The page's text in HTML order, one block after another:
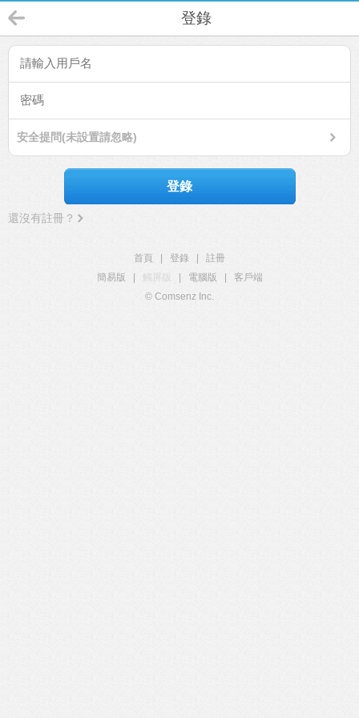
登錄
安全提問(未設置請忽略)
登錄
還沒有註冊？
首頁 登錄
註冊
簡易版
觸屏版 電腦版
客戶端
© Comsenz Inc.